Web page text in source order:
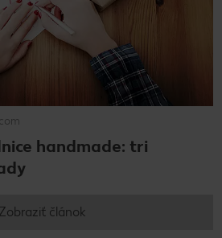
handmade: tri
Zobraziť článok